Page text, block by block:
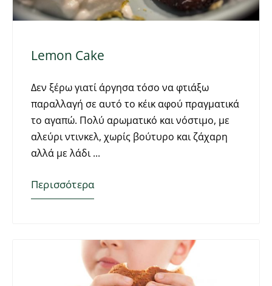
Lemon Cake
Δεν ξέρω γιατί άργησα τόσο να φτιάξω
παραλλαγή σε αυτό το κέικ αφού πραγματικά
το αγαπώ. Πολύ αρωματικό και νόστιμο, με
αλεύρι ντινκελ, χωρίς βούτυρο και ζάχαρη
αλλά με λάδι
Περισσότερα